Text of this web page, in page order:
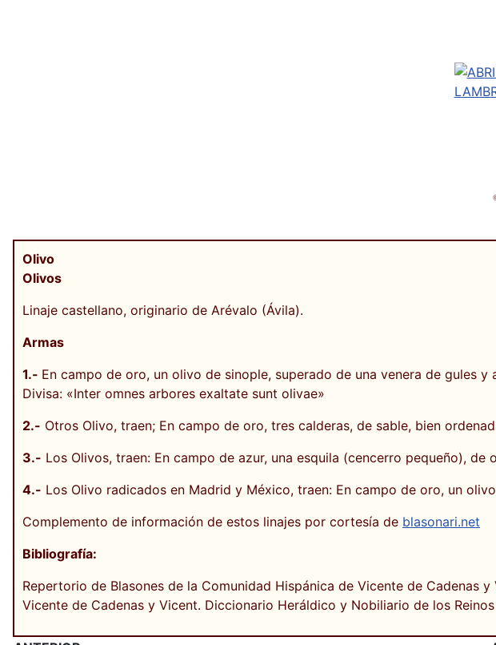
Olivo
Olivos
Linaje castellano, originario de Arévalo (Ávila).
Armas
1.- En campo de oro, un olivo de sinople, superado de una venera de gules
Divisa: «Inter omnes arbores exaltate sunt olivae»
2.- Otros Olivo, traen; En campo de oro, tres calderas, de sable, bien
3.- Los Olivos, traen: En campo de azur, una esquila (cencerro pequeño), de
4.- Los Olivo radicados en Madrid y México, traen: En campo de oro, un
Complemento de información de estos linajes por cortesía de blasonari.net
Bibliografía:
Repertorio de Blasones de la Comunidad Hispánica de Vicente de Cadenas
Vicente de Cadenas y Vicent. Diccionario Heráldico y Nobiliario de los